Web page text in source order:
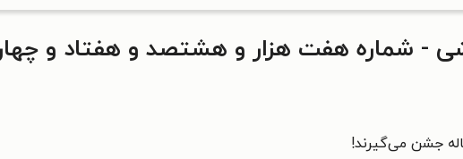
- شماره هفت هزار و هشتصد و هفتاد و چهار - ۱۹ تیر